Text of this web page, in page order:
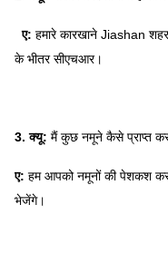
ए: हमारे कारखाने Jiashan
के भीतर सीएचआर।
3. क्यू: मैं कुछ नमूने कैसे प्राप्त
ए: हम आपको नमूनों की पेशकश
भेजेंगे।